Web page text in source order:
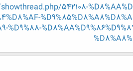
542108-
%D9%88-